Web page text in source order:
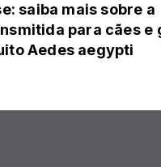
saiba mais sobre a
para cães e
Aedes aegypti